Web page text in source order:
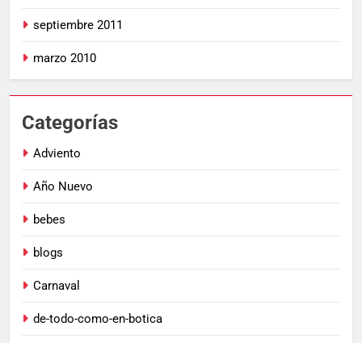
septiembre 2011
marzo 2010
Categorías
Adviento
Año Nuevo
bebes
blogs
Carnaval
de-todo-como-en-botica